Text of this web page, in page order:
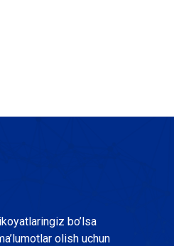
bo’lsa
olish uchun